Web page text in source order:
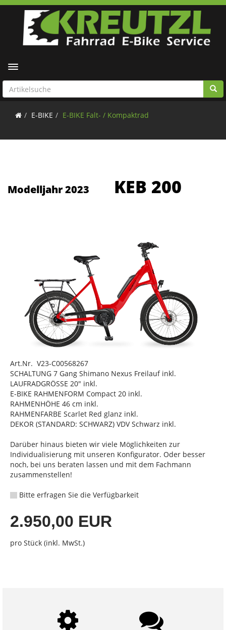
Toggle navigation
E-BIKE E-BIKE Falt- / Kompaktrad
Modelljahr 2023 KEB 200
Art.Nr. V23-C00568267
SCHALTUNG 7 Gang Shimano Nexus Freilauf inkl.
LAUFRADGRÖSSE 20" inkl.
E-BIKE RAHMENFORM Compact 20 inkl.
RAHMENHÖHE 46 cm inkl.
RAHMENFARBE Scarlet Red glanz inkl.
DEKOR (STANDARD: SCHWARZ) VDV Schwarz inkl.
Darüber hinaus bieten wir viele Möglichkeiten zur
Individualisierung mit unseren Konfigurator. Oder besser
noch, bei uns beraten lassen und mit dem Fachmann
zusammenstellen!
Bitte erfragen Sie die Verfügbarkeit
2.950,00 EUR
pro Stück (inkl. MwSt.)